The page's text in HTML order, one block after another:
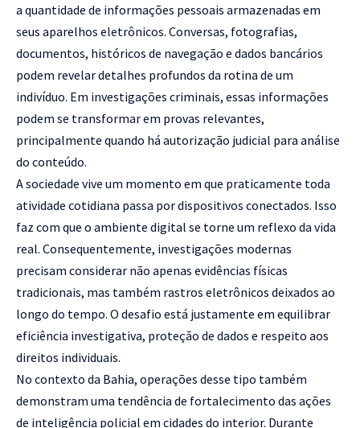
a quantidade de informações pessoais armazenadas em
seus aparelhos eletrônicos. Conversas, fotografias,
documentos, históricos de navegação e dados bancários
podem revelar detalhes profundos da rotina de um
indivíduo. Em investigações criminais, essas informações
podem se transformar em provas relevantes,
principalmente quando há autorização judicial para análise
do conteúdo.
A sociedade vive um momento em que praticamente toda
atividade cotidiana passa por dispositivos conectados. Isso
faz com que o ambiente digital se torne um reflexo da vida
real. Consequentemente, investigações modernas
precisam considerar não apenas evidências físicas
tradicionais, mas também rastros eletrônicos deixados ao
longo do tempo. O desafio está justamente em equilibrar
eficiência investigativa, proteção de dados e respeito aos
direitos individuais.
No contexto da Bahia, operações desse tipo também
demonstram uma tendência de fortalecimento das ações
de inteligência policial em cidades do interior. Durante